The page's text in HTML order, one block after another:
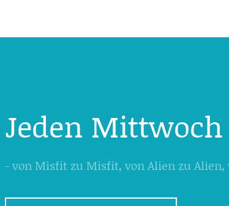
Jeden
- von Misfit zu Misfit, von Alien zu Alien,